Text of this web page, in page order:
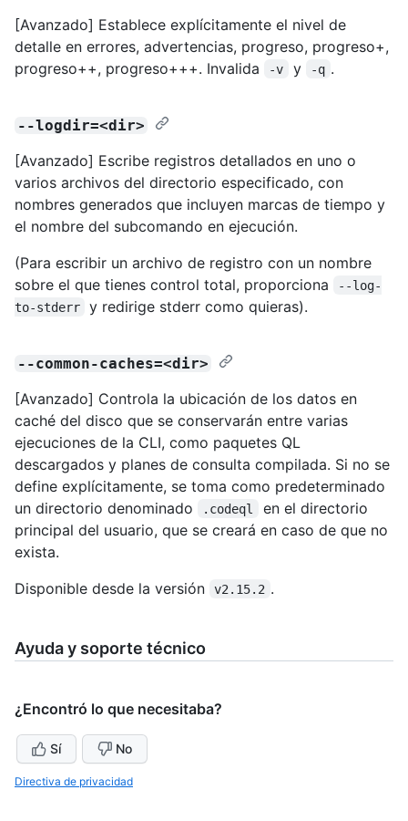
[Avanzado] Establece explícitamente el nivel de
detalle en errores, advertencias, progreso, progreso+,
progreso++, progreso+++. Invalida
-v y -q .
--logdir=<dir>
[Avanzado] Escribe registros detallados en uno o
varios archivos del directorio especificado, con
nombres generados que incluyen marcas de tiempo y
el nombre del subcomando en ejecución.
(Para escribir un archivo de registro con un nombre
sobre el que tienes control total, proporciona
--log-
to-stderr
y redirige stderr como quieras).
--common-caches=<dir>
[Avanzado] Controla la ubicación de los datos en
caché del disco que se conservarán entre varias
ejecuciones de la CLI, como paquetes QL
descargados y planes de consulta compilada. Si no se
define explícitamente, se toma como predeterminado
un directorio denominado
.codeql
en el directorio
principal del usuario, que se creará en caso de que no
exista.
Disponible desde la versión
v2.15.2 .
Ayuda y soporte técnico
¿Encontró lo que necesitaba?
Sí No
Directiva de privacidad